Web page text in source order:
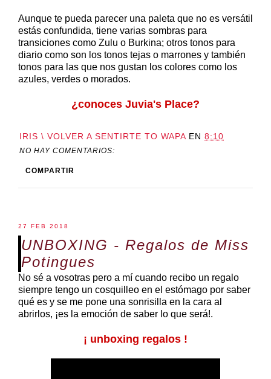
Aunque te pueda parecer una paleta que no es versátil
estás confundida, tiene varias sombras para
transiciones como Zulu o Burkina; otros tonos para
diario como son los tonos tejas o marrones y también
tonos para las que nos gustan los colores como los
azules, verdes o morados.
¿conoces Juvia's Place?
IRIS \ VOLVER A SENTIRTE TO WAPA EN 8:10
NO HAY COMENTARIOS:
COMPARTIR
27 FEB 2018
UNBOXING - Regalos de Miss
Potingues
No sé a vosotras pero a mí cuando recibo un regalo
siempre tengo un cosquilleo en el estómago por saber
qué es y se me pone una sonrisilla en la cara al
abrirlos, ¡es la emoción de saber lo que será!.
¡ unboxing regalos !